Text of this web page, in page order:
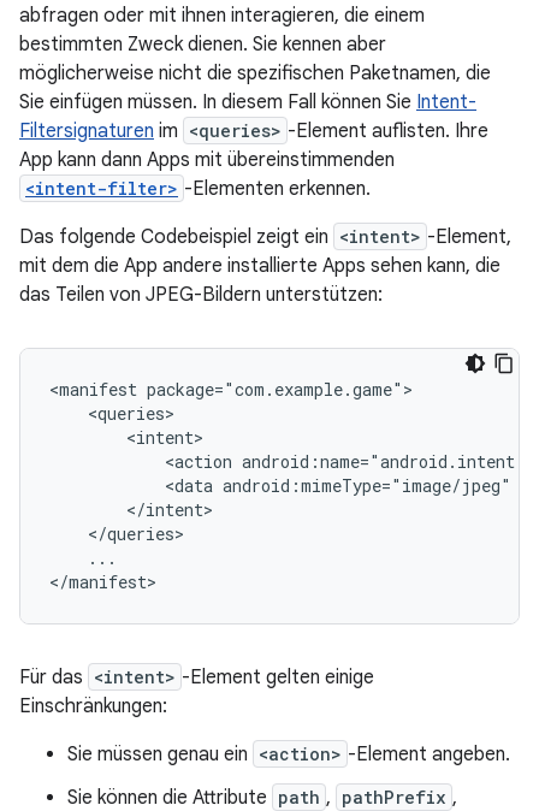
abfragen oder mit ihnen interagieren, die einem
bestimmten Zweck dienen. Sie kennen aber
möglicherweise nicht die spezifischen Paketnamen, die
Sie einfügen müssen. In diesem Fall können Sie Intent-
Filtersignaturen im <queries> -Element auflisten. Ihre
App kann dann Apps mit übereinstimmenden
<intent-filter> -Elementen erkennen.
Das folgende Codebeispiel zeigt ein <intent> -Element,
mit dem die App andere installierte Apps sehen kann, die
das Teilen von JPEG-Bildern unterstützen:
<manifest
<action
<data android:mimeType="image/jpeg"
...
</manifest>
Für das <intent> -Element gelten einige
Einschränkungen:
Sie müssen genau ein <action> -Element angeben.
Sie können die Attribute path , pathPrefix ,